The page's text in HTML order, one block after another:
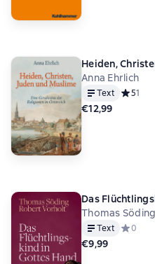
Heiden,
Anna Ehrlich
Text 51
€12,99
Das
Thomas
Text 0
€9,99